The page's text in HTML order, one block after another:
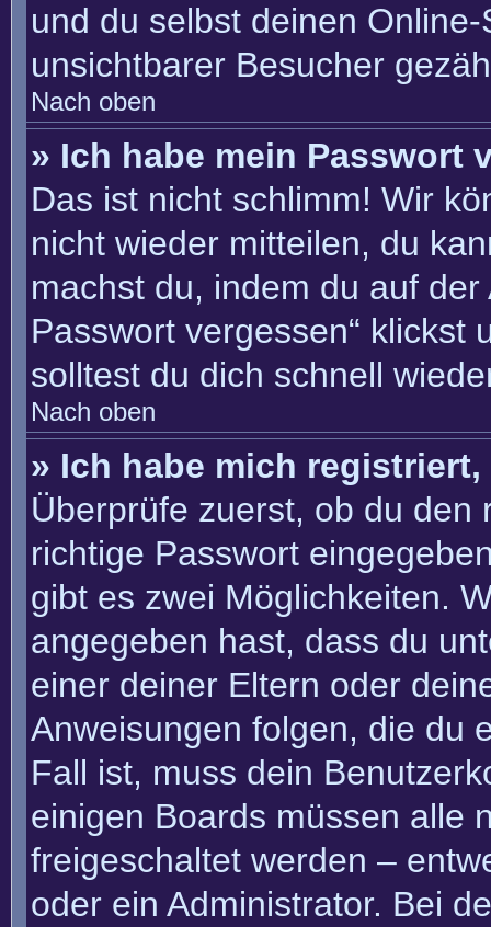
und du selbst deinen
unsichtbarer Besucher
Nach oben
» Ich habe mein Passwort
Das ist nicht schlimm! Wir
nicht wieder mitteilen, du
machst du, indem du auf
Passwort vergessen“ klickst
solltest du dich schnell
Nach oben
» Ich habe mich
Überprüfe zuerst, ob du den
richtige Passwort
gibt es zwei Möglichkeiten.
angegeben hast, dass du
einer deiner Eltern oder
Anweisungen folgen, die du
Fall ist, muss dein
einigen Boards müssen alle
freigeschaltet werden –
oder ein Administrator. Bei